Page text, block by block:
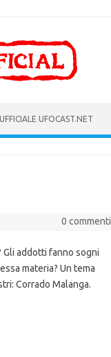
UFOCAST.NET
0 commenti
Gli addotti fanno sogni
materia? Un tema
Corrado Malanga.